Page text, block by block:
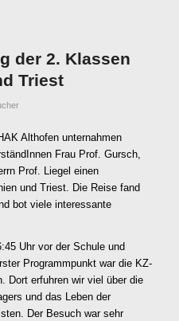
der 2. Klassen
Triest
Althofen unternahmen
Frau Prof. Gursch,
Prof. Liegel einen
und Triest. Die Reise fand
bot viele interessante
Uhr vor der Schule und
Programmpunkt war die KZ-
Dort erfuhren wir viel über die
und das Leben der
Der Besuch war sehr